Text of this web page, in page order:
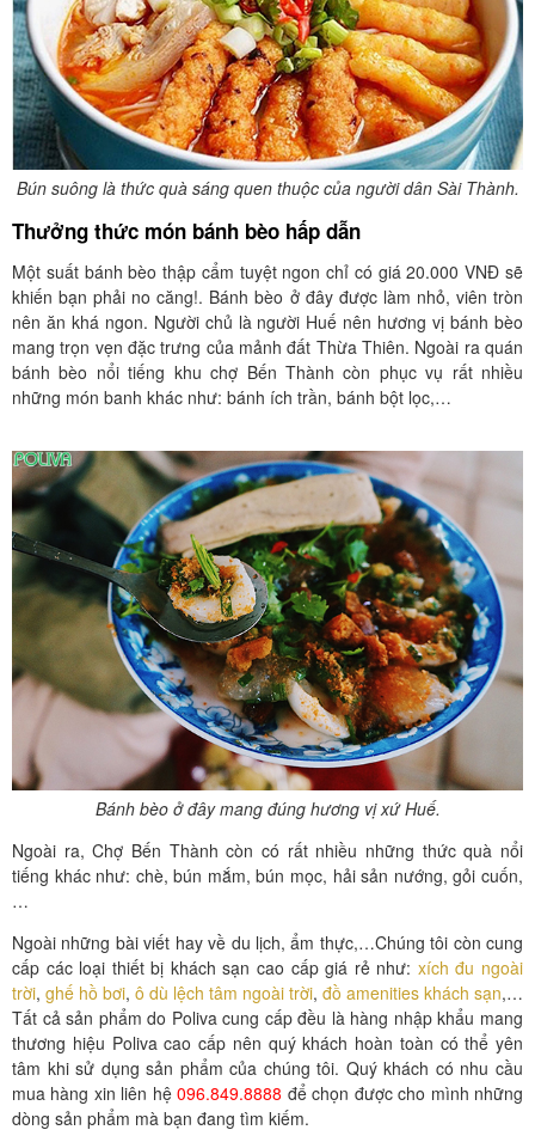
Bún suông là thức quà sáng quen thuộc của người dân Sài Thành.
Thưởng thức món bánh bèo hấp dẫn
Một suất bánh bèo thập cẩm tuyệt ngon chỉ có giá 20.000 VNĐ sẽ
khiến bạn phải no căng!. Bánh bèo ở đây được làm nhỏ, viên tròn
nên ăn khá ngon. Người chủ là người Huế nên hương vị bánh bèo
mang trọn vẹn đặc trưng của mảnh đất Thừa Thiên. Ngoài ra quán
bánh bèo nổi tiếng khu chợ Bến Thành còn phục vụ rất nhiều
những món banh khác như: bánh ích trần, bánh bột lọc,…
Bánh bèo ở đây mang đúng hương vị xứ Huế.
Ngoài ra, Chợ Bến Thành còn có rất nhiều những thức quà nổi
tiếng khác như: chè, bún mắm, bún mọc, hải sản nướng, gỏi cuốn,
…
Ngoài những bài viết hay về du lịch, ẩm thực,…Chúng tôi còn cung
cấp các loại thiết bị khách sạn cao cấp giá rẻ như: xích đu ngoài
trời, ghế hồ bơi, ô dù lệch tâm ngoài trời, đồ amenities khách sạn,…
Tất cả sản phẩm do Poliva cung cấp đều là hàng nhập khẩu mang
thương hiệu Poliva cao cấp nên quý khách hoàn toàn có thể yên
tâm khi sử dụng sản phẩm của chúng tôi. Quý khách có nhu cầu
mua hàng xin liên hệ096.849.8888 để chọn được cho mình những
dòng sản phẩm mà bạn đang tìm kiếm.